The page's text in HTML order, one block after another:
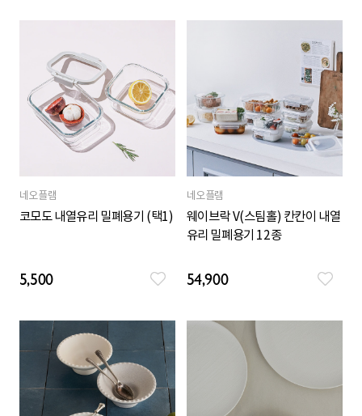
네오플램
코모도 내열유리 밀폐용기 (택1)
5,500
네오플램
웨이브락 V(스팀홀) 칸칸이 내열
유리 밀폐용기 12종
54,900